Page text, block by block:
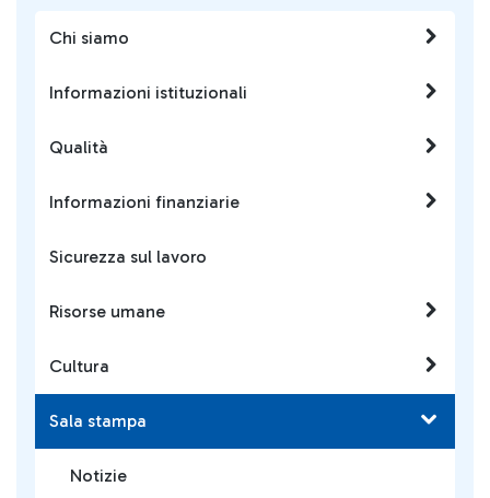
Chi siamo
Informazioni istituzionali
Qualità
Informazioni finanziarie
Sicurezza sul lavoro
Risorse umane
Cultura
Sala stampa
Notizie